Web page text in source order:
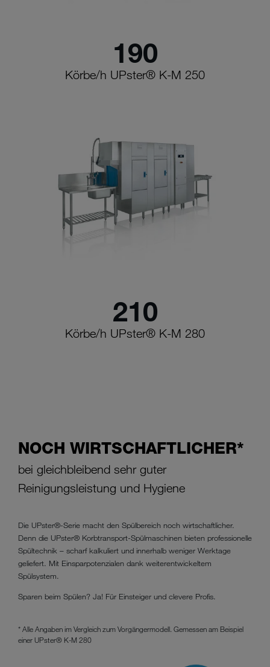
190
Körbe/h UPster® K-M 250
210
Körbe/h UPster® K-M 280
NOCH WIRTSCHAFTLICHER*
bei gleichbleibend sehr guter
Reinigungsleistung und Hygiene
Die UPster®-Serie macht den Spülbereich noch wirtschaftlicher.
Denn die UPster® Korbtransport-Spülmaschinen bieten professionelle
Spültechnik – scharf kalkuliert und innerhalb weniger Werktage
geliefert. Mit Einsparpotenzialen dank weiterentwickeltem
Spülsystem.
Sparen beim Spülen? Ja! Für Einsteiger und clevere Profis.
* Alle Angaben im Vergleich zum Vorgängermodell. Gemessen am Beispiel
einer UPster® K-M 280